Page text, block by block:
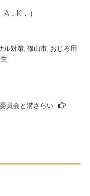
．K．）
ル対策 篠山市 おじろ用
員会と溝さらい